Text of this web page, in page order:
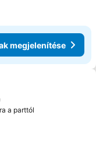
megjelenítése
a kedvencekhez
a parttól